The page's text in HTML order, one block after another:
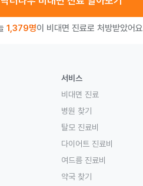
1,379명이 비대면 진료로 처방받았어요
서비스
비대면 진료
병원 찾기
탈모 진료비
다이어트 진료비
여드름 진료비
약국 찾기